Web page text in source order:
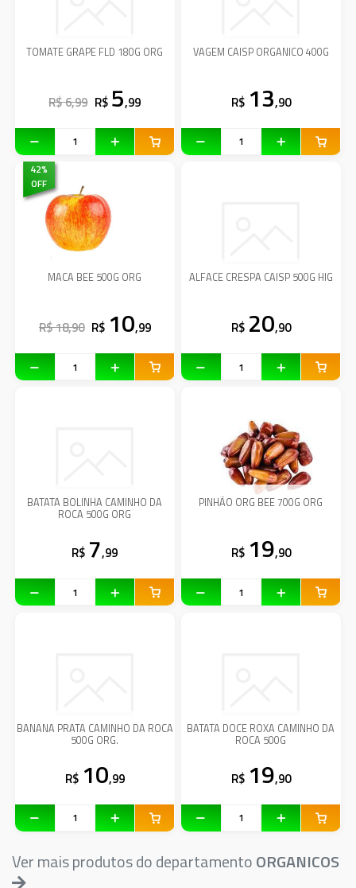
TOMATE GRAPE FLD 180G ORG
R$ 6,99 R$ 5,99
VAGEM CAISP ORGANICO 400G
R$ 13,90
42%
OFF
MACA BEE 500G ORG
R$ 18,90 R$ 10,99
ALFACE CRESPA CAISP 500G HIG
R$ 20,90
BATATA BOLINHA CAMINHO DA
ROCA 500G ORG
R$ 7,99
PINHÃO ORG BEE 700G ORG
R$ 19,90
BANANA PRATA CAMINHO DA ROCA
500G ORG.
R$ 10,99
BATATA DOCE ROXA CAMINHO DA
ROCA 500G
R$ 19,90
Ver mais produtos do departamentoORGANICOS